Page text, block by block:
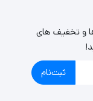
و تخفیف های
ثبت‌نام